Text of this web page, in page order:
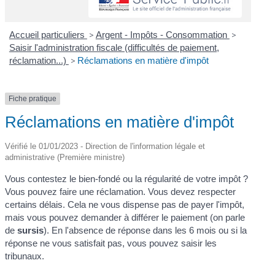
Accueil particuliers > Argent - Impôts - Consommation >
Saisir l'administration fiscale (difficultés de paiement,
réclamation...) > Réclamations en matière d'impôt
Fiche pratique
Réclamations en matière d'impôt
Vérifié le 01/01/2023 - Direction de l'information légale et
administrative (Première ministre)
Vous contestez le bien-fondé ou la régularité de votre impôt ?
Vous pouvez faire une réclamation. Vous devez respecter
certains délais. Cela ne vous dispense pas de payer l'impôt,
mais vous pouvez demander à différer le paiement (on parle
desursis). En l'absence de réponse dans les 6 mois ou si la
réponse ne vous satisfait pas, vous pouvez saisir les
tribunaux.